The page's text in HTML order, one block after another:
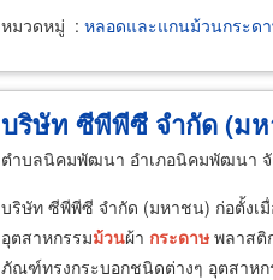
หมวดหมู่ : หลอดและแกนม้วนกระด
บริษัท ซีพีพีซี จำกัด (ม
ตำบลนิคมพัฒนา อำเภอนิคมพัฒนา จั
บริษัท ซีพีพีซี จำกัด (มหาชน) ก่อตั้งเ
อุตสาหกรรมม้วนผ้า กระดาษ พลาสติ
ภัณฑ์ทรงกระบอกชนิดต่างๆ อุตสาห